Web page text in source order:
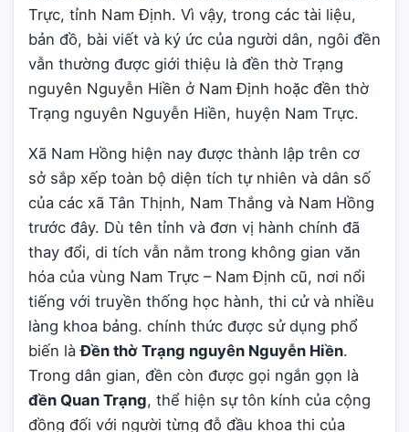
Trực, tỉnh Nam Định. Vì vậy, trong các tài liệu,
bản đồ, bài viết và ký ức của người dân, ngôi đền
vẫn thường được giới thiệu là đền thờ Trạng
nguyên Nguyễn Hiền ở Nam Định hoặc đền thờ
Trạng nguyên Nguyễn Hiền, huyện Nam Trực.
Xã Nam Hồng hiện nay được thành lập trên cơ
sở sắp xếp toàn bộ diện tích tự nhiên và dân số
của các xã Tân Thịnh, Nam Thắng và Nam Hồng
trước đây. Dù tên tỉnh và đơn vị hành chính đã
thay đổi, di tích vẫn nằm trong không gian văn
hóa của vùng Nam Trực – Nam Định cũ, nơi nổi
tiếng với truyền thống học hành, thi cử và nhiều
làng khoa bảng. chính thức được sử dụng phổ
biến làĐền thờ Trạng nguyên Nguyễn Hiền.
Trong dân gian, đền còn được gọi ngắn gọn là
đền Quan Trạng, thể hiện sự tôn kính của cộng
đồng đối với người từng đỗ đầu khoa thi của